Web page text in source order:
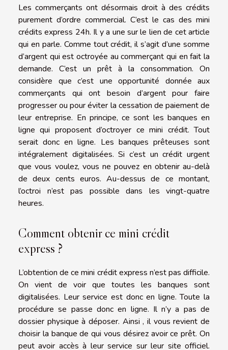
Les commerçants ont désormais droit à des crédits
purement d’ordre commercial. C’est le cas des mini
crédits express 24h. Il y a une sur le lien de cet article
qui en parle. Comme tout crédit, il s’agit d’une somme
d’argent qui est octroyée au commerçant qui en fait la
demande. C’est un prêt à la consommation. On
considère que c’est une opportunité donnée aux
commerçants qui ont besoin d’argent pour faire
progresser ou pour éviter la cessation de paiement de
leur entreprise. En principe, ce sont les banques en
ligne qui proposent d’octroyer ce mini crédit. Tout
serait donc en ligne. Les banques prêteuses sont
intégralement digitalisées. Si c’est un crédit urgent
que vous voulez, vous ne pouvez en obtenir au-delà
de deux cents euros. Au-dessus de ce montant,
l’octroi n’est pas possible dans les vingt-quatre
heures.
Comment obtenir ce mini crédit
express ?
L’obtention de ce mini crédit express n’est pas difficile.
On vient de voir que toutes les banques sont
digitalisées. Leur service est donc en ligne. Toute la
procédure se passe donc en ligne. Il n’y a pas de
dossier physique à déposer. Ainsi , il vous revient de
choisir la banque de qui vous désirez avoir ce prêt. On
peut avoir accès à leur service sur leur site officiel.